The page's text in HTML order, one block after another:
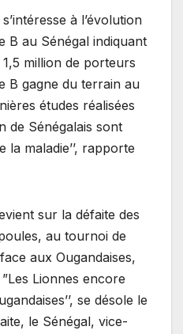
à l’évolution
B au Sénégal indiquant
1,5 million de porteurs
B gagne du terrain au
études réalisées
de Sénégalais sont
maladie’’, rapporte
sur la défaite des
au tournoi de
aux Ougandaises,
Lionnes encore
se désole le
le Sénégal, vice-